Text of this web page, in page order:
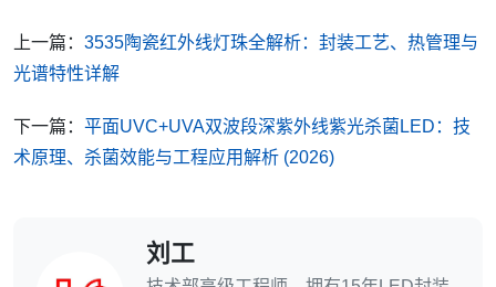
上一篇： 3535陶瓷红外线灯珠全解析：封装工艺、热管理与
光谱特性详解
下一篇： 平面UVC+UVA双波段深紫外线紫光杀菌LED：技
术原理、杀菌效能与工程应用解析 (2026)
刘工